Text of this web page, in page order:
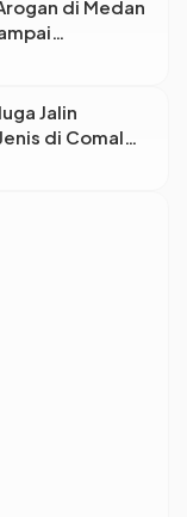
di Medan
Ending-nya
Jalin
di Comal